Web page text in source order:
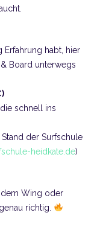
Erfahrung habt, hier
Board unterwegs
schnell ins
der Surfschule
heidkate.de)
dem Wing oder
richtig.